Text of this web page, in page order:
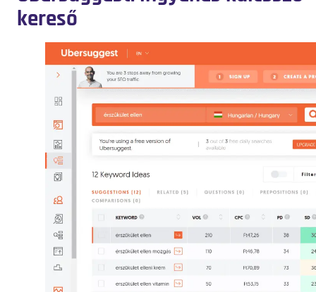
kereső